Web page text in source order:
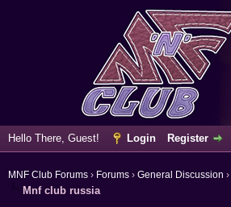
Hello There, Guest! Login Register
MNF Club Forums › Forums › General Discussion ›
Mnf club russia